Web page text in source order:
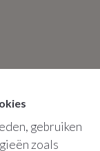
gebruiken
zoals